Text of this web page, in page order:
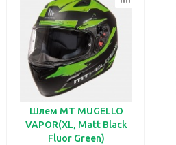
Шлем MT MUGELLO
VAPOR(XL, Matt Black
Fluor Green)